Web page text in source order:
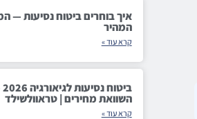
איך בוחרים ביטוח נסיעות —
המהיר
קרא עוד »
השוואת מחירים | טראוולשילד
קרא עוד »